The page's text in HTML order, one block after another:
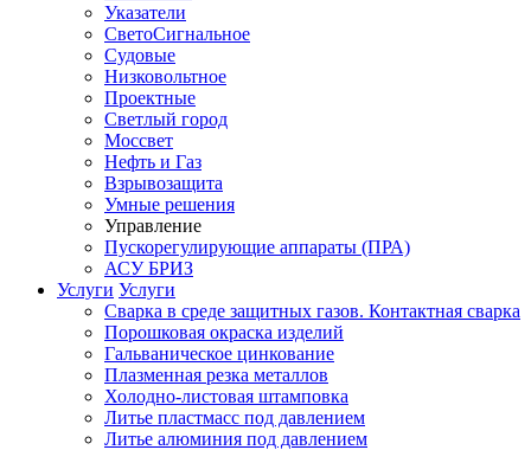
Указатели
СветоСигнальное
Судовые
Низковольтное
Проектные
Светлый город
Моссвет
Нефть и Газ
Взрывозащита
Умные решения
Управление
Пускорегулирующие аппараты (ПРА)
АСУ БРИЗ
Услуги Услуги
Сварка в среде защитных газов. Контактная сварка
Порошковая окраска изделий
Гальваническое цинкование
Плазменная резка металлов
Холодно-листовая штамповка
Литье пластмасс под давлением
Литье алюминия под давлением